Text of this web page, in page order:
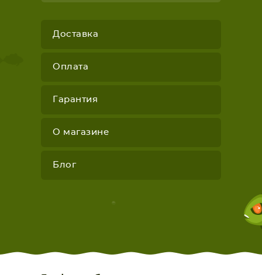
Доставка
Оплата
Гарантия
О магазине
Блог